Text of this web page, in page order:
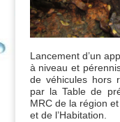
Lancement d’un
à niveau et
de véhicules hors
par la Table de
MRC de la région
et de l’Habitation.